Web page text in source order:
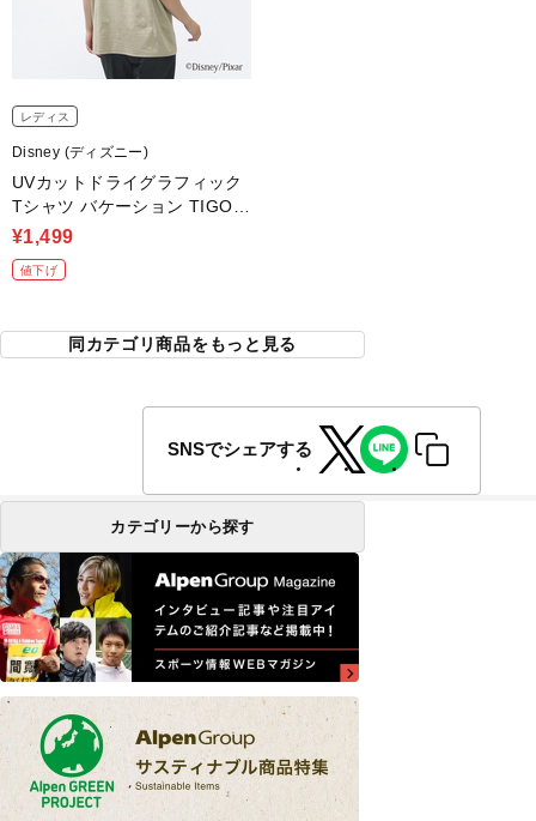
レディス
Disney (ディズニー)
UVカットドライグラフィック
Tシャツ バケーション TIGOR
A
¥1,499
値下げ
同カテゴリ商品をもっと見る
SNSでシェアする
カテゴリーから探す